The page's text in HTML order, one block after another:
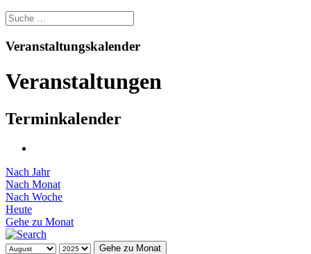
Veranstaltungskalender
Veranstaltungen
Terminkalender
Nach Jahr
Nach Monat
Nach Woche
Heute
Gehe zu Monat
Gehe zu Monat